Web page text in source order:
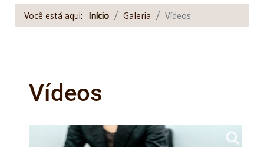
Você está aqui: Início Galeria Vídeos
Vídeos